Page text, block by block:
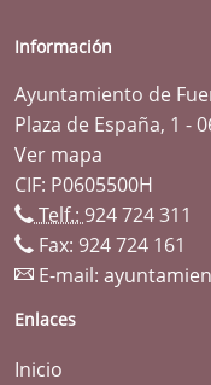
Información
Ayuntamiento de
Plaza de España, 1 -
Ver mapa
CIF: P0605500H
Telf.: 924 724 311
Fax: 924 724 161
E-mail:
Enlaces
Inicio